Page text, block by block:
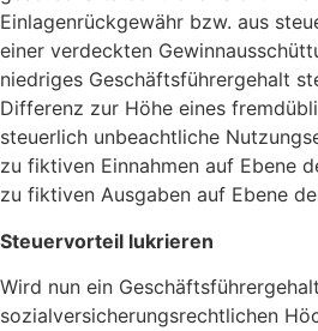
Einlagenrückgewähr bzw. aus
einer verdeckten
niedriges Geschäftsführergehalt
Differenz zur Höhe eines
steuerlich unbeachtliche
zu fiktiven Einnahmen auf Ebene
zu fiktiven Ausgaben auf Ebene
Steuervorteil lukrieren
Wird nun ein
sozialversicherungsrechtlichen